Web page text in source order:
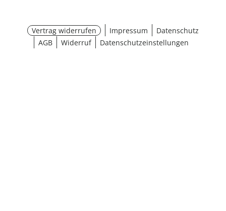
Vertrag widerrufen Impressum
Datenschutz
AGB
Widerruf Datenschutzeinstellungen